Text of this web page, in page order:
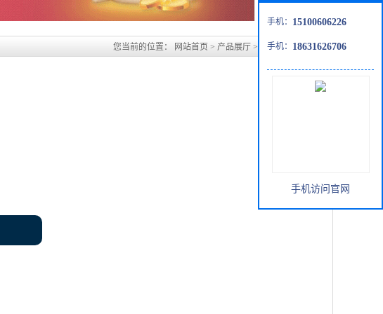
您当前的位置： 网站首页 > 产品展厅 > 铜陵玻璃鳞片胶泥
手机： 15100606226
手机： 18631626706
手机访问官网